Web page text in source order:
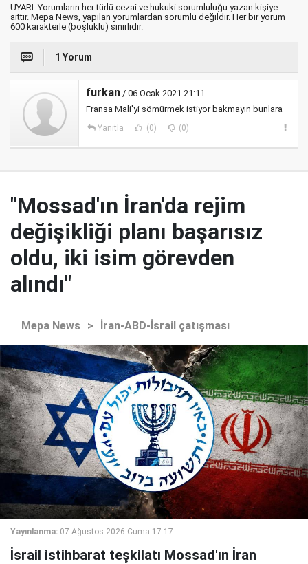
UYARI: Yorumların her türlü cezai ve hukuki sorumluluğu yazan kişiye
aittir. Mepa News, yapılan yorumlardan sorumlu değildir. Her bir yorum
600 karakterle (boşluklu) sınırlıdır.
1 Yorum
furkan / 06 Ocak 2021 21:11
Fransa Mali'yi sömürmek istiyor bakmayın bunlara
Yanıtla (0) (0)
"Mossad'ın İran'da rejim
değişikliği planı başarısız
oldu, iki isim görevden
alındı"
Mepa News > İran-ABD-İsrail çatışması
Yayınlanma: 07 Ağustos 2026 Cuma 17:17
İsrail istihbarat teşkilatı Mossad'ın İran